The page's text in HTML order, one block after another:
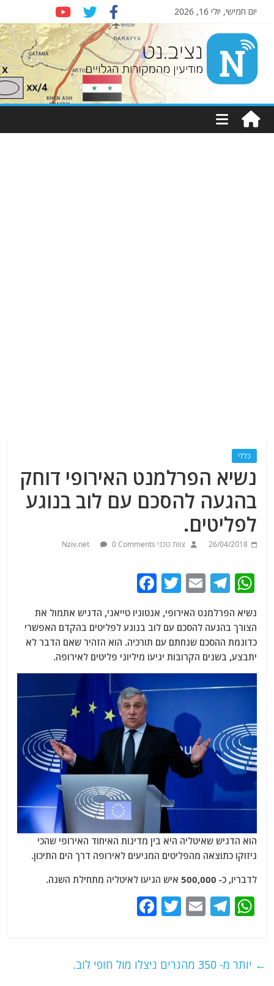
יום חמישי, יולי 16, 2026
Nziv.net
מודיעין
מהמקורות
כללי
נשיא הפרלמנט האירופי דוחק
בהגעה להסכם עם לוב בנוגע
לפליטים.
26/04/2018 צוות טכני Nziv.net 0 Comments
W
at
s
A
p
p
T
e
g
ra
m
E
ai
l
T
itt
er
c
e
b
o
o
k
נשיא הפרלמנט האירופי, אנטוניו טייאני, הדגיש אתמול את
הצורך בהגעה להסכם עם לוב בנוגע לפליטים בהקדם האפשרי
כדוגמת ההסכם שנחתם עם תורכיה. הוא הזהיר שאם הדבר לא
יתבצע, בשנים הקרובות יגיעו מיליוני פליטים לאירופה.
הוא הדגיש שאיטליה היא בין מדינות האיחוד האירופי שהכי
ניזוקו כתוצאה מהפליטים המגיעים לאירופה דרך הים התיכון.
לדבריו, כ- 500,000 איש הגיעו לאיטליה מתחילת השנה.
W
s
T
g
E
l
T
er
e ← יותר מ- 350 מהגרים ניצלו מול חופי לוב.